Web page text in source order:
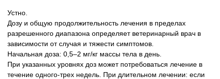
Устно.
Дозу и общую продолжительность лечения в пределах
разрешенного диапазона определяет ветеринарный врач в
зависимости от случая и тяжести симптомов.
Начальная доза: 0,5–2 мг/кг массы тела в день.
При указанных уровнях доз может потребоваться лечение в
течение одного-трех недель. При длительном лечении: если
Хозряд - хозтовары оптом
Популярные зоотовары
Архив / Снято с производства